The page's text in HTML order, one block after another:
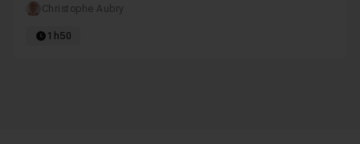
Christophe Aubry
1h50